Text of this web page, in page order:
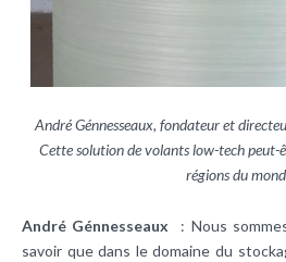
André Génnesseaux, fondateur et
Cette solution de volants low-tech peut-
régions du
André Génnesseaux
: Nous
savoir que dans le domaine du